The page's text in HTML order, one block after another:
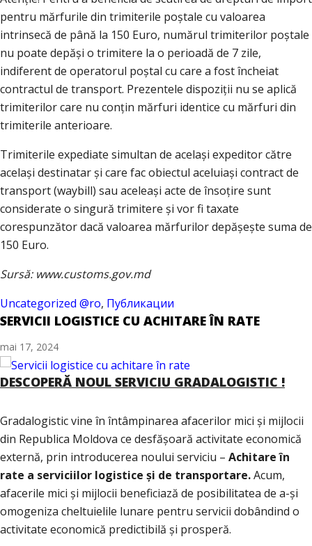
pentru mărfurile din trimiterile poștale cu valoarea
intrinsecă de până la 150 Euro, numărul trimiterilor poștale
nu poate depăși o trimitere la o perioadă de 7 zile,
indiferent de operatorul poștal cu care a fost încheiat
contractul de transport. Prezentele dispoziții nu se aplică
trimiterilor care nu conțin mărfuri identice cu mărfuri din
trimiterile anterioare.
Trimiterile expediate simultan de același expeditor către
același destinatar și care fac obiectul aceluiași contract de
transport (waybill) sau aceleași acte de însoțire sunt
considerate o singură trimitere și vor fi taxate
corespunzător dacă valoarea mărfurilor depășește suma de
150 Euro.
Sursă: www.customs.gov.md
Uncategorized @ro, Публикации
SERVICII LOGISTICE CU ACHITARE ÎN RATE
mai 17, 2024
DESCOPERĂ NOUL SERVICIU GRADALOGISTIC !
Gradalogistic vine în întâmpinarea afacerilor mici și mijlocii
din Republica Moldova ce desfășoară activitate economică
externă, prin introducerea noului serviciu – Achitare în
rate a serviciilor logistice și de transportare.Acum,
afacerile mici și mijlocii beneficiază de posibilitatea de a-și
omogeniza cheltuielile lunare pentru servicii dobândind o
activitate economică predictibilă și prosperă.